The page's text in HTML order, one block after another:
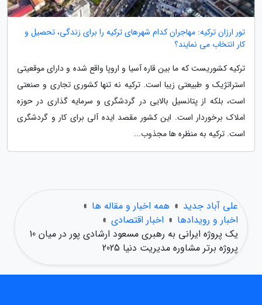
تور ارزان ترکیه: مهاجران کدام شهرهای ترکیه را برای زندگی، تحصیل و
کار انتخاب می نمایند؟
ترکیه کشوریست که ما بین قاره آسیا و اروپا واقع شده و دارای موقعیتی
استراتژیک و طبیعتی زیبا است. ترکیه نه تنها کشوری تجاری و صنعتی
است، بلکه از پتانسیل بالایی در گردشگری و سرمایه گذاری در حوزه
املاک برخوردار است. این کشور مقصد ایده آلی برای کار و گردشگری
است. ترکیه به منظره ها مجذوب...
علی آباد جدید » همه اخبار و مقاله ها »
اخبار و رویدادها » اخبار اقتصادی »
یک پروژه ایرانی به رهبری مسعود ارشادی پور در میان 10
پروژه برتر مشاوره مدیریت دنیا 2025